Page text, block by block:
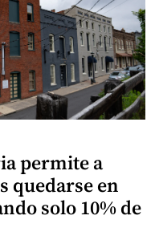
permite a
quedarse en
solo 10% de